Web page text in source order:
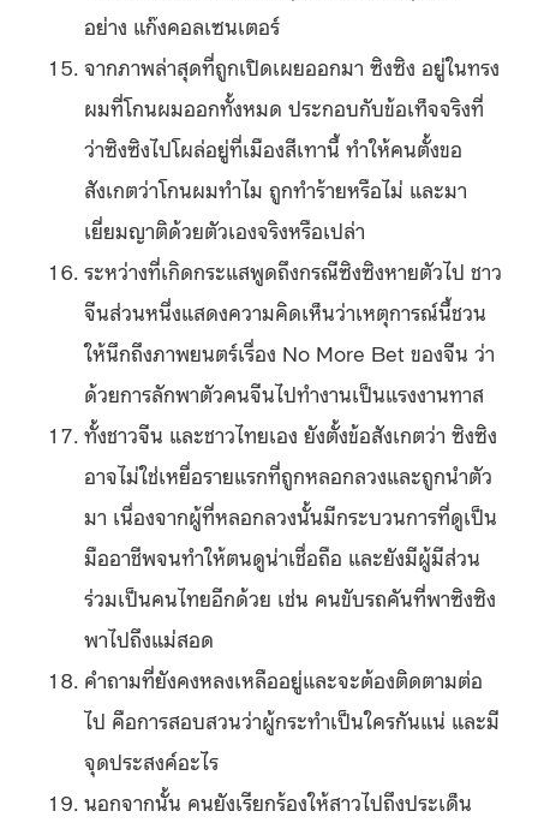
อย่าง แก๊งคอลเซนเตอร์
จากภาพล่าสุดที่ถูกเปิดเผยออกมา ซิงซิง อยู่ในทรง
ผมที่โกนผมออกทั้งหมด ประกอบกับข้อเท็จจริงที่
ว่าซิงซิงไปโผล่อยู่ที่เมืองสีเทานี้ ทำให้คนตั้งขอ
สังเกตว่าโกนผมทำไม ถูกทำร้ายหรือไม่ และมา
เยี่ยมญาติด้วยตัวเองจริงหรือเปล่า
ระหว่างที่เกิดกระแสพูดถึงกรณีซิงซิงหายตัวไป ชาว
จีนส่วนหนึ่งแสดงความคิดเห็นว่าเหตุการณ์นี้ชวน
ให้นึกถึงภาพยนตร์เรื่อง No More Bet ของจีน ว่า
ด้วยการลักพาตัวคนจีนไปทำงานเป็นแรงงานทาส
ทั้งชาวจีน และชาวไทยเอง ยังตั้งข้อสังเกตว่า ซิงซิง
อาจไม่ใช่เหยื่อรายแรกที่ถูกหลอกลวงและถูกนำตัว
มา เนื่องจากผู้ที่หลอกลวงนั้นมีกระบวนการที่ดูเป็น
มืออาชีพจนทำให้ตนดูน่าเชื่อถือ และยังมีผู้มีส่วน
ร่วมเป็นคนไทยอีกด้วย เช่น คนขับรถคันที่พาซิงซิง
พาไปถึงแม่สอด
คำถามที่ยังคงหลงเหลืออยู่และจะต้องติดตามต่อ
ไป คือการสอบสวนว่าผู้กระทำเป็นใครกันแน่ และมี
จุดประสงค์อะไร
นอกจากนั้น คนยังเรียกร้องให้สาวไปถึงประเด็น